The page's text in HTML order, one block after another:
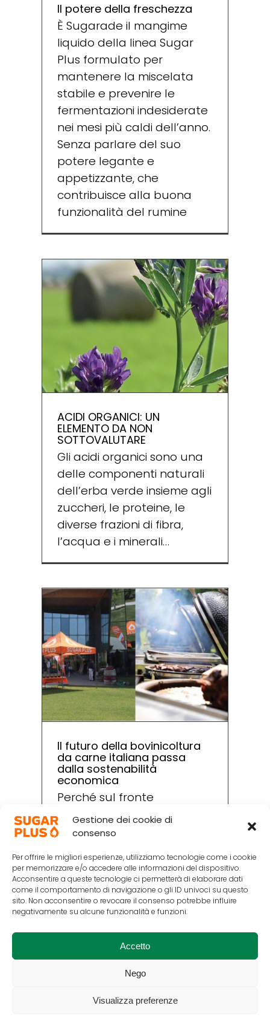
Gestione dei cookie di
consenso
Per offrire le migliori esperienze, utilizziamo tecnologie come i cookie
per memorizzare e/o accedere alle informazioni del dispositivo.
Acconsentire a queste tecnologie ci permetterà di elaborare dati
come il comportamento di navigazione o gli ID univoci su questo
sito. Non acconsentire o revocare il consenso potrebbe influire
negativamente su alcune funzionalità e funzioni.
Accetto
Nego
Visualizza preferenze
Il potere della freschezza
È Sugarade il mangime
liquido della linea Sugar
Plus formulato per
mantenere la miscelata
stabile e prevenire le
fermentazioni indesiderate
nei mesi più caldi dell’anno.
Senza parlare del suo
potere legante e
appetizzante, che
contribuisce alla buona
funzionalità del rumine
ACIDI ORGANICI: UN
ELEMENTO DA NON
SOTTOVALUTARE
Gli acidi organici sono una
delle componenti naturali
dell’erba verde insieme agli
zuccheri, le proteine, le
diverse frazioni di fibra,
l’acqua e i minerali…
Il futuro della bovinicoltura
da carne italiana passa
dalla sostenabilità
economica
Perché sul fronte
dell’impatto ambientale i
nostri allevamenti sono già
quanto emerso a “Beef the
future”, l’originale evento in
presenza organizzato con
lodevole spirito di iniziativa
dal team di Sugar Plus.
LOAD MORE POSTS